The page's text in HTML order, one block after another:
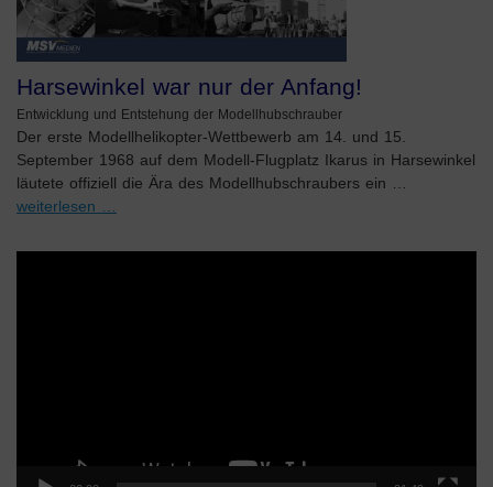
Harsewinkel war nur der Anfang!
Entwicklung und Entstehung der Modellhubschrauber
Der erste Modellhelikopter-Wettbewerb am 14. und 15.
September 1968 auf dem Modell-Flugplatz Ikarus in Harsewinkel
läutete offiziell die Ära des Modellhubschraubers ein …
weiterlesen …